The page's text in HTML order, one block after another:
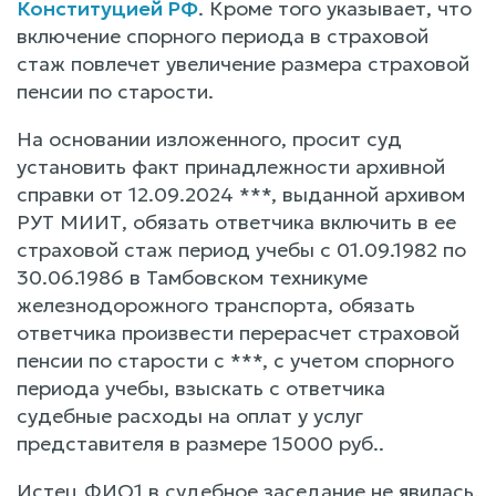
Конституцией РФ. Кроме того указывает, что
включение спорного периода в страховой
стаж повлечет увеличение размера страховой
пенсии по старости.
На основании изложенного, просит суд
установить факт принадлежности архивной
справки от 12.09.2024 ***, выданной архивом
РУТ МИИТ, обязать ответчика включить в ее
страховой стаж период учебы с 01.09.1982 по
30.06.1986 в Тамбовском техникуме
железнодорожного транспорта, обязать
ответчика произвести перерасчет страховой
пенсии по старости с ***, с учетом спорного
периода учебы, взыскать с ответчика
судебные расходы на оплат у услуг
представителя в размере 15000 руб..
Истец ФИО1 в судебное заседание не явилась,